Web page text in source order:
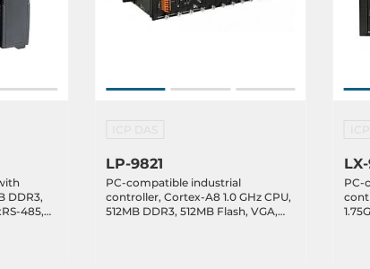
DDR3,
485,
LP-9821
PC-compatible industrial
controller, Cortex-A8 1.0 GHz CPU,
512MB DDR3, 512MB Flash, VGA,
LX-
PC-